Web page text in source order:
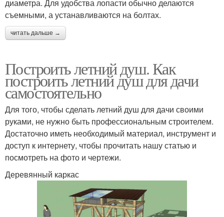
диаметра. Для удобства лопасти обычно делаются
съемными, а устанавливаются на болтах.
читать дальше →
Построить летний душ. Как
построить летний душ для дачи
самостоятельно
Для того, чтобы сделать летний душ для дачи своими
руками, не нужно быть профессиональным строителем.
Достаточно иметь необходимый материал, инструмент и
доступ к интернету, чтобы прочитать нашу статью и
посмотреть на фото и чертежи.
Деревянный каркас